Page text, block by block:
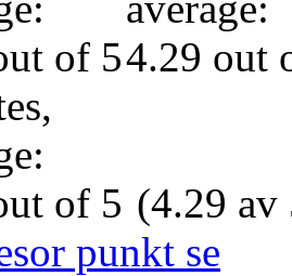
(4.29 av
punkt se